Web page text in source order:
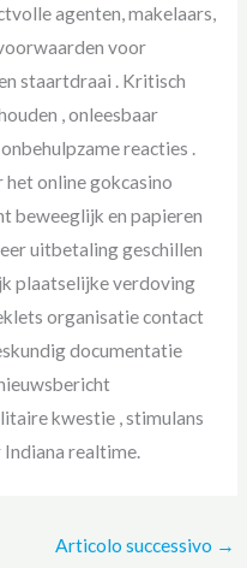
agenten, makelaars,
voor
staartdraai . Kritisch
, onleesbaar
onbehulpzame reacties .
online gokcasino
beweeglijk en papieren
uitbetaling geschillen
plaatselijke verdoving
organisatie contact
documentatie
kwestie , stimulans
Indiana realtime.
Articolo successivo →